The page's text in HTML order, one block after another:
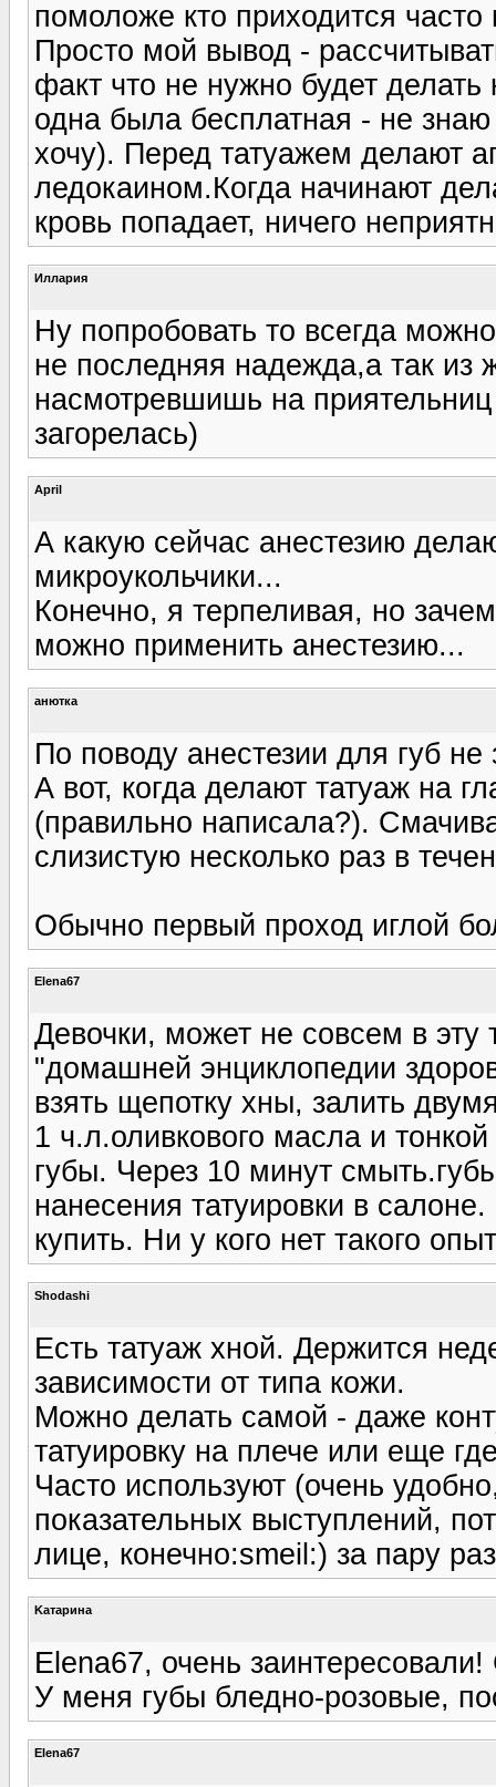
помоложе кто приходится
Просто мой вывод -
факт что не нужно будет
одна была бесплатная - не
хочу). Перед татуажем делают
ледокаином.Когда начинают
кровь попадает, ничего
Иллария
Ну попробовать то всегда
не последняя надежда,а так из
насмотревшишь на
загорелась)
April
А какую сейчас анестезию
микроукольчики...
Конечно, я терпеливая, но
можно применить анестезию...
анютка
По поводу анестезии для губ не
А вот, когда делают татуаж на
(правильно написала?).
слизистую несколько раз в
Обычно первый проход иглой
Elena67
Девочки, может не совсем в эту
"домашней энциклопедии
взять щепотку хны, залить
1 ч.л.оливкового масла и
губы. Через 10 минут
нанесения татуировки в
купить. Ни у кого нет такого
Shodashi
Есть татуаж хной. Держится
зависимости от типа кожи.
Можно делать самой - даже
татуировку на плече или еще
Часто используют (очень
показательных выступлений,
лице, конечно:smeil:) за пару
Kатарина
Elena67, очень
У меня губы бледно-розовые,
Elena67